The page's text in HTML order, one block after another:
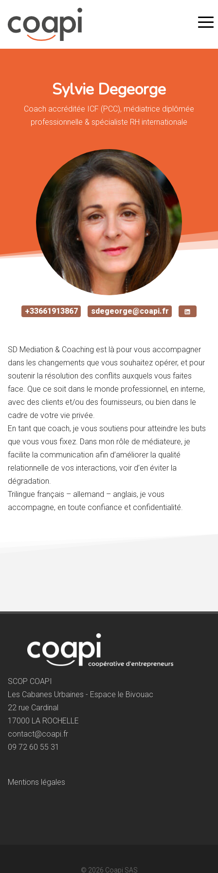
Sylvie Degeorge
Coach accréditée ICF (PCC), médiatrice diplômée
professionnelle & spécialiste RH internationale
+33661913867 sdegeorge@coapi.fr
SD Mediation & Coaching est là pour vous accompagner
dans les changements que vous souhaitez opérer, et pour
soutenir la résolution des conflits auxquels vous faites
face. Que ce soit dans le monde professionnel, en interne,
avec des clients et/ou des fournisseurs, ou bien dans le
cadre de votre vie privée.
En tant que coach, je vous soutiens pour atteindre les buts
que vous vous fixez. Dans mon rôle de médiateure, je
facilite la communication afin d’améliorer la qualité
relationnelle de vos interactions, voir d’en éviter la
dégradation.
Trilingue français – allemand – anglais, je vous
accompagne, en toute confiance et confidentialité.
SCOP COAPI
Les Cabanes Urbaines - Espace le Bivouac
22 rue Cardinal
17000 LA ROCHELLE
contact@coapi.fr
09 72 60 55 31
Mentions légales
© 2026 Coapi SAS